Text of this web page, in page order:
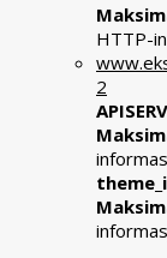
HTTP-
2